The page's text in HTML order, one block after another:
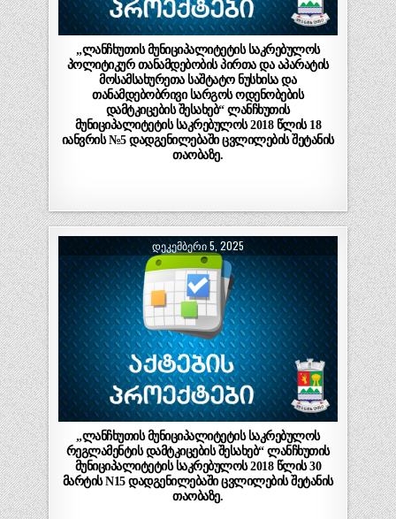
„ლანჩხუთის მუნიციპალიტეტის საკრებულოს
პოლიტიკურ თანამდებობის პირთა და აპარატის
მოსამსახურეთა საშტატო ნუსხისა და
თანამდებობრივი სარგოს ოდენობების
დამტკიცების შესახებ“ ლანჩხუთის
მუნიციპალიტეტის საკრებულოს 2018 წლის 18
იანვრის №5 დადგენილებაში ცვლილების შეტანის
თაობაზე.
ᲓᲔᲙᲔᲛᲑᲔᲠᲘ 5, 2025
„ლანჩხუთის მუნიციპალიტეტის საკრებულოს
რეგლამენტის დამტკიცების შესახებ“ ლანჩხუთის
მუნიციპალიტეტის საკრებულოს 2018 წლის 30
მარტის N15 დადგენილებაში ცვლილების შეტანის
თაობაზე.